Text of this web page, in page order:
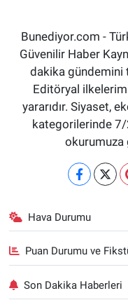
Bunediyor.com -
Güvenilir Haber
dakika gündemini
Editöryal
yararıdır. Siyaset,
kategorilerinde 7/
okurumuza
Hava Durumu
Puan Durumu ve
Son Dakika Haberleri